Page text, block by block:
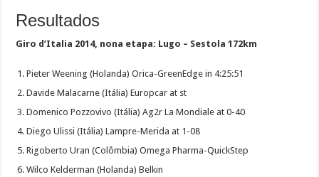
Resultados
Giro d’Italia 2014, nona etapa: Lugo – Sestola 172km
Pieter Weening (Holanda) Orica-GreenEdge in 4:25:51
Davide Malacarne (Itália) Europcar at st
Domenico Pozzovivo (Itália) Ag2r La Mondiale at 0-40
Diego Ulissi (Itália) Lampre-Merida at 1-08
Rigoberto Uran (Colômbia) Omega Pharma-QuickStep
Wilco Kelderman (Holanda) Belkin